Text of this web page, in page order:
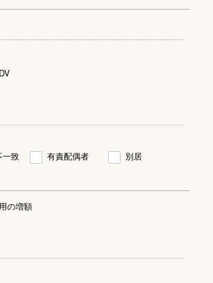
一致 有責配偶者
別居
の増額